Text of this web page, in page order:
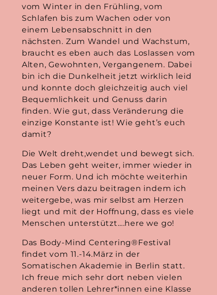
vom Winter in den Frühling, vom
Schlafen bis zum Wachen oder von
einem Lebensabschnitt in den
nächsten. Zum Wandel und Wachstum,
braucht es eben auch das Loslassen vom
Alten, Gewohnten, Vergangenem. Dabei
bin ich die Dunkelheit jetzt wirklich leid
und konnte doch gleichzeitig auch viel
Bequemlichkeit und Genuss darin
finden. Wie gut, dass Veränderung die
einzige Konstante ist! Wie geht’s euch
damit?
Die Welt dreht,wendet und bewegt sich.
Das Leben geht weiter, immer wieder in
neuer Form. Und ich möchte weiterhin
meinen Vers dazu beitragen indem ich
weitergebe, was mir selbst am Herzen
liegt und mit der Hoffnung, dass es viele
Menschen unterstützt….here we go!
Das Body-Mind Centering®Festival
findet vom 11.-14.März in der
Somatischen Akademie in Berlin statt.
Ich freue mich sehr dort neben vielen
anderen tollen Lehrer*innen eine Klasse